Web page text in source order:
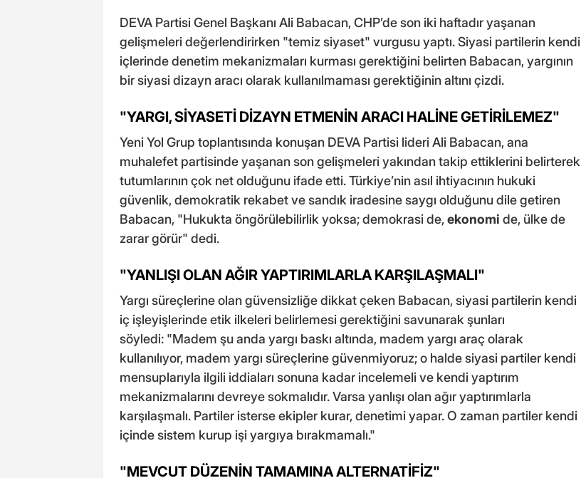
DEVA Partisi Genel Başkanı Ali Babacan, CHP’de son iki haftadır yaşanan
gelişmeleri değerlendirirken "temiz siyaset" vurgusu yaptı. Siyasi partilerin kendi
içlerinde denetim mekanizmaları kurması gerektiğini belirten Babacan, yargının
bir siyasi dizayn aracı olarak kullanılmaması gerektiğinin altını çizdi.
"YARGI, SİYASETİ DİZAYN ETMENİN ARACI HALİNE GETİRİLEMEZ"
Yeni Yol Grup toplantısında konuşan DEVA Partisi lideri Ali Babacan, ana
muhalefet partisinde yaşanan son gelişmeleri yakından takip ettiklerini belirterek
tutumlarının çok net olduğunu ifade etti. Türkiye’nin asıl ihtiyacının hukuki
güvenlik, demokratik rekabet ve sandık iradesine saygı olduğunu dile getiren
Babacan, "Hukukta öngörülebilirlik yoksa; demokrasi de,ekonomi de, ülke de
zarar görür" dedi.
"YANLIŞI OLAN AĞIR YAPTIRIMLARLA KARŞILAŞMALI"
Yargı süreçlerine olan güvensizliğe dikkat çeken Babacan, siyasi partilerin kendi
iç işleyişlerinde etik ilkeleri belirlemesi gerektiğini savunarak şunları
söyledi: "Madem şu anda yargı baskı altında, madem yargı araç olarak
kullanılıyor, madem yargı süreçlerine güvenmiyoruz; o halde siyasi partiler kendi
mensuplarıyla ilgili iddiaları sonuna kadar incelemeli ve kendi yaptırım
mekanizmalarını devreye sokmalıdır. Varsa yanlışı olan ağır yaptırımlarla
karşılaşmalı. Partiler isterse ekipler kurar, denetimi yapar. O zaman partiler kendi
içinde sistem kurup işi yargıya bırakmamalı."
"MEVCUT DÜZENİN TAMAMINA ALTERNATİFİZ"